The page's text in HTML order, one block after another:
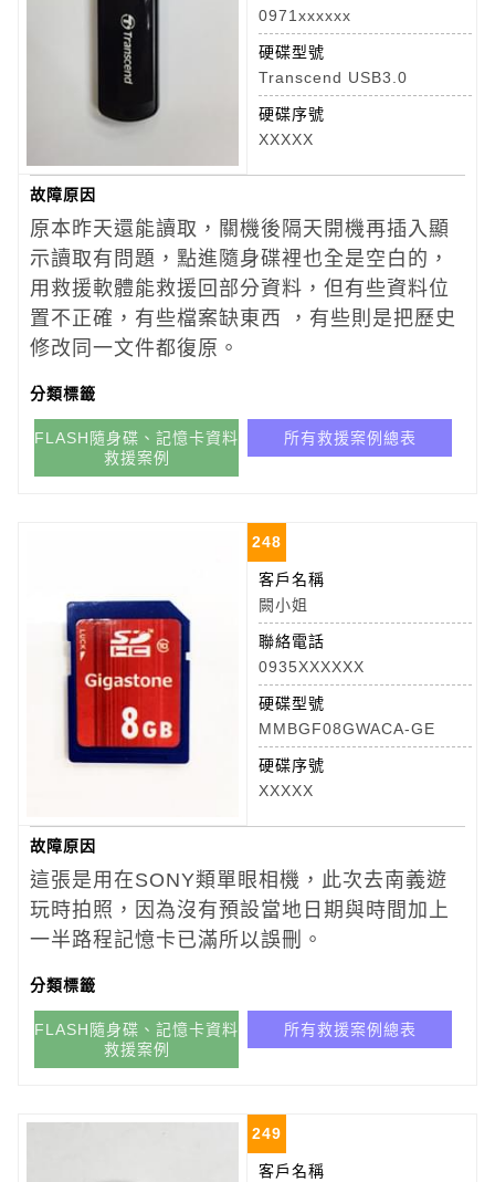
0971xxxxxx
硬碟型號
Transcend USB3.0
硬碟序號
XXXXX
故障原因
原本昨天還能讀取，關機後隔天開機再插入顯
示讀取有問題，點進隨身碟裡也全是空白的，
用救援軟體能救援回部分資料，但有些資料位
置不正確，有些檔案缺東西 ，有些則是把歷史
修改同一文件都復原。
分類標籤
FLASH隨身碟、記憶卡資料
救援案例
所有救援案例總表
248
客戶名稱
闕小姐
聯絡電話
0935XXXXXX
硬碟型號
MMBGF08GWACA-GE
硬碟序號
XXXXX
故障原因
這張是用在SONY類單眼相機，此次去南義遊
玩時拍照，因為沒有預設當地日期與時間加上
一半路程記憶卡已滿所以誤刪。
分類標籤
FLASH隨身碟、記憶卡資料
救援案例
所有救援案例總表
249
客戶名稱